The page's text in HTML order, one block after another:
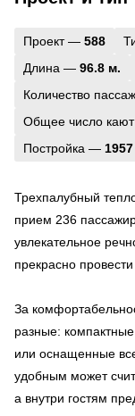
Проект — 588
Длина — 96.8 м.
Количество
Общее число
Постройка —
Трехпалубный
прием 236
увлекательное
прекрасно
За
разные:
или оснащенные
удобным может
а внутри гостям